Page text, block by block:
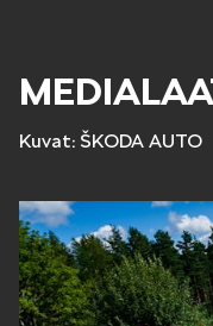
Kuvat: ŠKODA AUTO